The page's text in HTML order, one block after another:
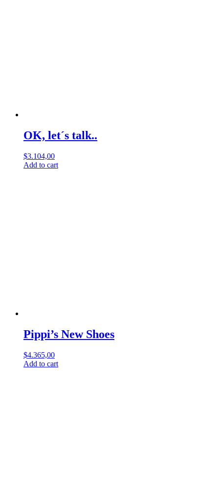
OK, let´s talk..
$3.104,00
Add to cart
Pippi’s New Shoes
$4.365,00
Add to cart